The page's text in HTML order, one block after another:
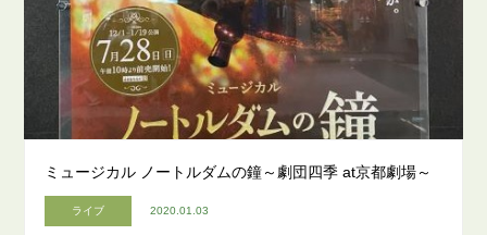
ミュージカル ノートルダムの鐘～劇団四季 at京都劇場～
ライブ 2020.01.03